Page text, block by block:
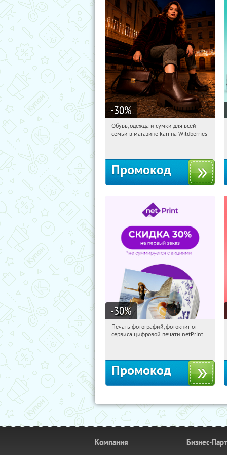
-30%
13:41:09 Получили:
Обувь, одежда и сумки для всей
семьи в магазине kari на Wildberries
Промокод
-30%
13:41:09 Получили:
Печать фотографий, фотокниг от
сервиса цифровой печати netPrint
Промокод
Компания Бизнес-